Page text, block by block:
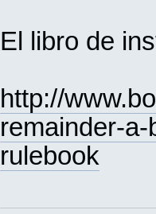
El libro de
http://
remainder-
rulebook